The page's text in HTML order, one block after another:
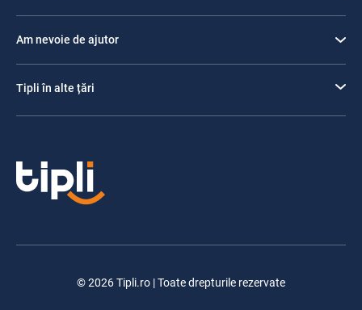
Am nevoie de ajutor
Tipli în alte țări
© 2026 Tipli.ro | Toate drepturile rezervate